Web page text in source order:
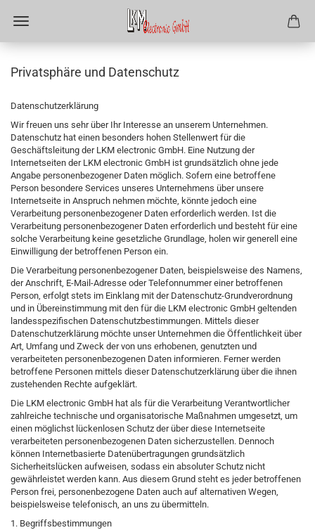
Privatsphäre und Datenschutz
Datenschutzerklärung
Wir freuen uns sehr über Ihr Interesse an unserem Unternehmen.
Datenschutz hat einen besonders hohen Stellenwert für die
Geschäftsleitung der LKM electronic GmbH. Eine Nutzung der
Internetseiten der LKM electronic GmbH ist grundsätzlich ohne jede
Angabe personenbezogener Daten möglich. Sofern eine betroffene
Person besondere Services unseres Unternehmens über unsere
Internetseite in Anspruch nehmen möchte, könnte jedoch eine
Verarbeitung personenbezogener Daten erforderlich werden. Ist die
Verarbeitung personenbezogener Daten erforderlich und besteht für eine
solche Verarbeitung keine gesetzliche Grundlage, holen wir generell eine
Einwilligung der betroffenen Person ein.
Die Verarbeitung personenbezogener Daten, beispielsweise des Namens,
der Anschrift, E-Mail-Adresse oder Telefonnummer einer betroffenen
Person, erfolgt stets im Einklang mit der Datenschutz-Grundverordnung
und in Übereinstimmung mit den für die LKM electronic GmbH geltenden
landesspezifischen Datenschutzbestimmungen. Mittels dieser
Datenschutzerklärung möchte unser Unternehmen die Öffentlichkeit über
Art, Umfang und Zweck der von uns erhobenen, genutzten und
verarbeiteten personenbezogenen Daten informieren. Ferner werden
betroffene Personen mittels dieser Datenschutzerklärung über die ihnen
zustehenden Rechte aufgeklärt.
Die LKM electronic GmbH hat als für die Verarbeitung Verantwortlicher
zahlreiche technische und organisatorische Maßnahmen umgesetzt, um
einen möglichst lückenlosen Schutz der über diese Internetseite
verarbeiteten personenbezogenen Daten sicherzustellen. Dennoch
können Internetbasierte Datenübertragungen grundsätzlich
Sicherheitslücken aufweisen, sodass ein absoluter Schutz nicht
gewährleistet werden kann. Aus diesem Grund steht es jeder betroffenen
Person frei, personenbezogene Daten auch auf alternativen Wegen,
beispielsweise telefonisch, an uns zu übermitteln.
1. Begriffsbestimmungen